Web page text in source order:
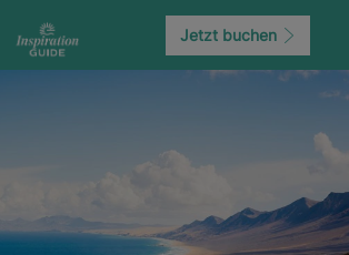
Jetzt buchen